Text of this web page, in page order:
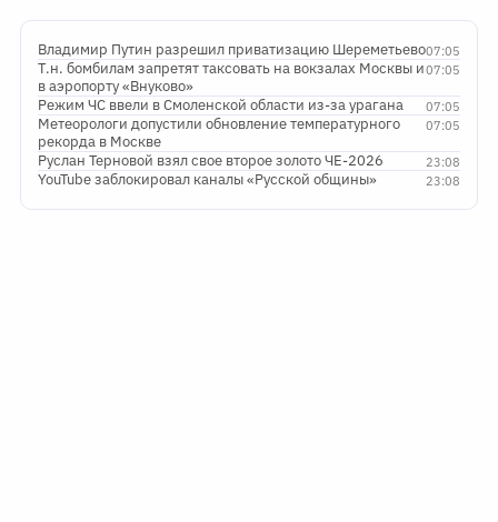
07:05
Владимир Путин разрешил приватизацию Шереметьево
07:05
Т.н. бомбилам запретят таксовать на вокзалах Москвы и
в аэропорту «Внуково»
07:05
Режим ЧС ввели в Смоленской области из-за урагана
07:05
Метеорологи допустили обновление температурного
рекорда в Москве
23:08
Руслан Терновой взял свое второе золото ЧЕ-2026
23:08
YouTube заблокировал каналы «Русской общины»